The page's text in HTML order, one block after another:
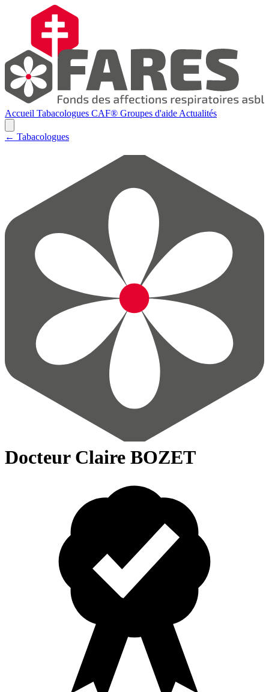
Accueil Tabacologues CAF® Groupes d'aide Actualités
← Tabacologues
Docteur Claire BOZET